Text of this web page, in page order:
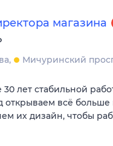
магазина
Мичуринский
30 лет стабильной
открываем всё
их дизайн, чтобы